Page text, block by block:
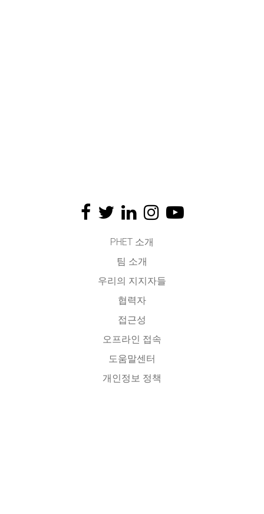
PHET 소개
팀 소개
우리의 지지자들
협력자
접근성
오프라인 접속
도움말센터
개인정보 정책